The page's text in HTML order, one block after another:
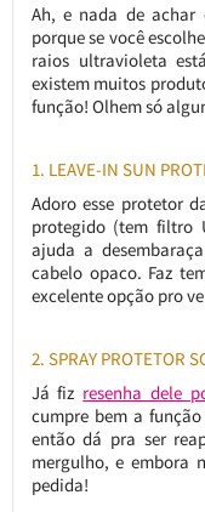
Ah, e nada de achar
porque se você
raios ultravioleta
existem muitos
função! Olhem só
1. LEAVE-IN SUN
Adoro esse protetor
protegido (tem filtro
ajuda a
cabelo opaco. Faz
excelente opção pro
2. SPRAY PROTETOR
Já fiz resenha dele
cumpre bem a
então dá pra ser
mergulho, e embora
pedida!